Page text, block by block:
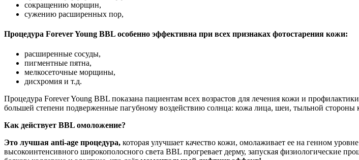
сокращению морщин,
сужению расширенных пор,
Процедура Forever Young BBL особенно эффективна при всех признаках фотостарения кожи:
расширенные сосуды,
пигментные пятна,
мелкосеточные морщины,
дисхромия и т.д.
Процедура Forever Young BBL показана пациентам всех возрастов для лечения кожи и
большей степени подверженные пагубному воздействию солнца: кожа лица, шеи, тыльной стороны
Как действует BBL омоложение?
Это лучшая anti-age процедура, которая улучшает качество кожи, омолаживает ее на генном
высокоинтенсивного широкополосного света BBL прогревает дерму, запуская физиологические